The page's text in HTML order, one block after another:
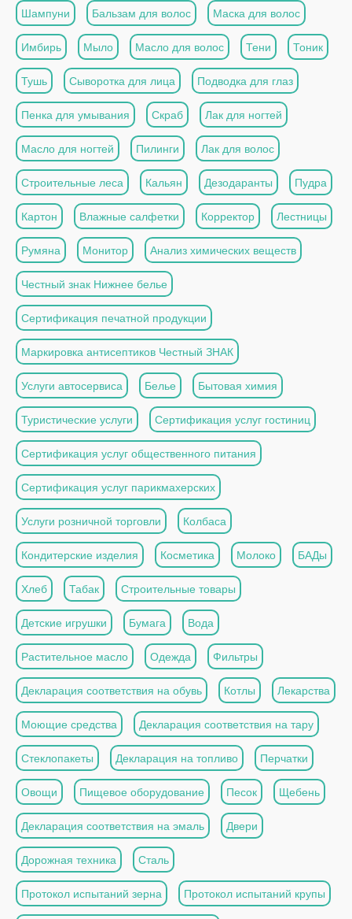
Шампуни Бальзам для волос Маска для волос
Имбирь Мыло Масло для волос Тени Тоник
Тушь Сыворотка для лица Подводка для глаз
Пенка для умывания Скраб Лак для ногтей
Масло для ногтей Пилинги Лак для волос
Строительные леса Кальян Дезодаранты Пудра
Картон Влажные салфетки Корректор Лестницы
Румяна Монитор Анализ химических веществ
Честный знак Нижнее белье
Сертификация печатной продукции
Маркировка антисептиков Честный ЗНАК
Услуги автосервиса Белье Бытовая химия
Туристические услуги Сертификация услуг гостиниц
Сертификация услуг общественного питания
Сертификация услуг парикмахерских
Услуги розничной торговли Колбаса
Кондитерские изделия Косметика Молоко БАДы
Хлеб Табак Строительные товары
Детские игрушки Бумага Вода
Растительное масло Одежда Фильтры
Декларация соответствия на обувь Котлы Лекарства
Моющие средства Декларация соответствия на тару
Стеклопакеты Декларация на топливо Перчатки
Овощи Пищевое оборудование Песок Щебень
Декларация соответствия на эмаль Двери
Дорожная техника Сталь
Протокол испытаний зерна Протокол испытаний крупы